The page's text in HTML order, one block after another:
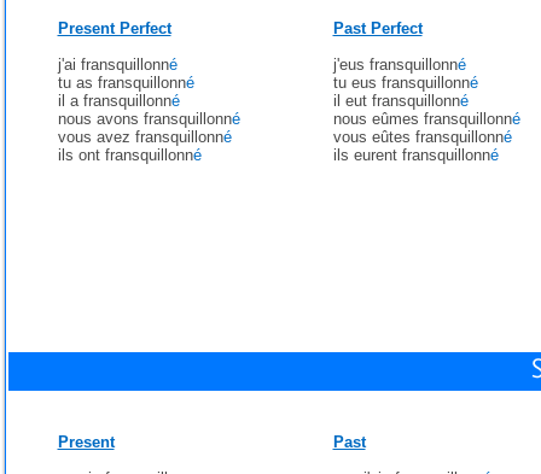
Present Perfect
j'ai fransquillonné
tu as fransquillonné
il a fransquillonné
nous avons fransquillonné
vous avez fransquillonné
ils ont fransquillonné
Past Perfect
j'eus fransquillonné
tu eus fransquillonné
il eut fransquillonné
nous eûmes fransquillonné
vous eûtes fransquillonné
ils eurent fransquillonné
Present
Past